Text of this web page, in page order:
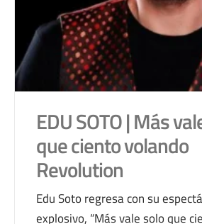
EDU SOTO | Más
que ciento volando
Revolution
Edu Soto regresa con su
explosivo, “Más vale solo que